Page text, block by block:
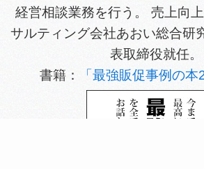
経営相談業務を行う。 売上向
サルティング会社あおい総合研
表取締役就任。
書籍：
「最強販促事例の本2